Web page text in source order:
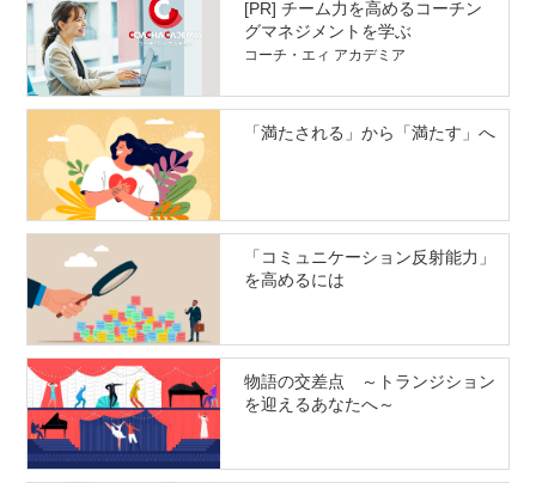
[PR] チーム力を高めるコーチン
グマネジメントを学ぶ
コーチ・エィ アカデミア
「満たされる」から「満たす」へ
「コミュニケーション反射能力」
を高めるには
物語の交差点 ～トランジション
を迎えるあなたへ～